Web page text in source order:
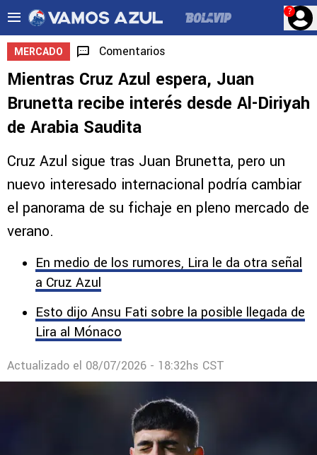
?
MERCADO Comentarios
Mientras Cruz Azul espera, Juan
Brunetta recibe interés desde Al-Diriyah
de Arabia Saudita
Cruz Azul sigue tras Juan Brunetta, pero un
nuevo interesado internacional podría cambiar
el panorama de su fichaje en pleno mercado de
verano.
En medio de los rumores, Lira le da otra señal
a Cruz Azul
Esto dijo Ansu Fati sobre la posible llegada de
Lira al Mónaco
Actualizado el 08/07/2026 - 18:32hs CST